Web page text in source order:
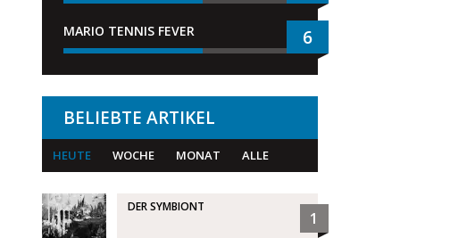
MARIO TENNIS FEVER 6
BELIEBTE ARTIKEL
HEUTE WOCHE MONAT ALLE
DER SYMBIONT
1